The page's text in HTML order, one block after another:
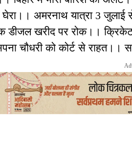
घेरा।। अमरनाथ यात्रा 3
डीजल खरीद पर रोक।। क्रिकेट:
चौधरी को कोर्ट से राहत।।